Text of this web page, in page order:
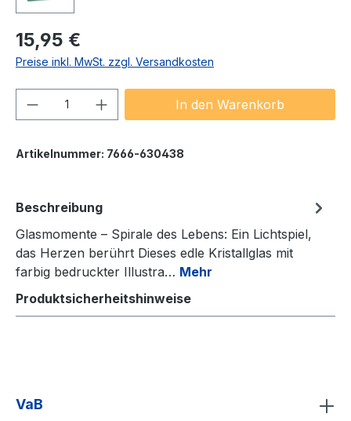
Regulärer Preis:
15,95 €
Preise inkl. MwSt. zzgl. Versandkosten
Produkt Anzahl: Gib denIn den Warenkorb
Artikelnummer: 7666-630438
Beschreibung
Glasmomente – Spirale des Lebens: Ein Lichtspiel,
das Herzen berührt Dieses edle Kristallglas mit
farbig bedruckter Illustra… Mehr
Produktsicherheitshinweise
VaB